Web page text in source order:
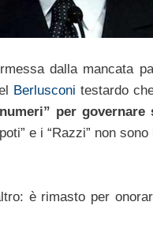
dalla mancata
Berlusconi testardo
per
e i “Razzi” non
è rimasto per